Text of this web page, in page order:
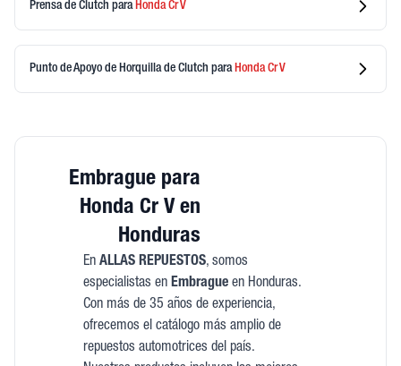
Prensa de Clutch para HondaCr V
Punto de Apoyo de Horquilla de Clutch para HondaCr V
Embrague para
Honda Cr V en
Honduras
En ALLAS REPUESTOS, somos
especialistas en Embragueen Honduras.
Con más de 35 años de experiencia,
ofrecemos el catálogo más amplio de
repuestos automotrices del país.